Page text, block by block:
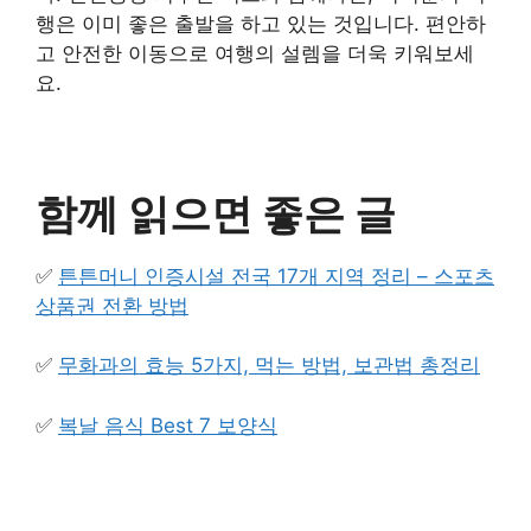
행은 이미 좋은 출발을 하고 있는 것입니다. 편안하
고 안전한 이동으로 여행의 설렘을 더욱 키워보세
요.
함께 읽으면 좋은 글
✅ 튼튼머니 인증시설 전국 17개 지역 정리 – 스포츠
상품권 전환 방법
✅ 무화과의 효능 5가지, 먹는 방법, 보관법 총정리
✅ 복날 음식 Best 7 보양식